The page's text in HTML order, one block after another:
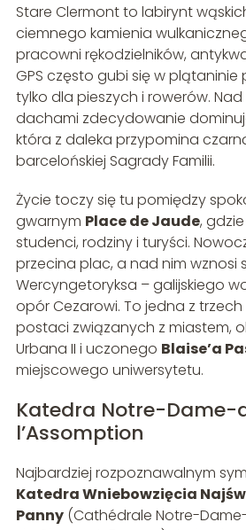
Stare Clermont to labirynt
ciemnego kamienia
pracowni rękodzielników,
GPS często gubi się w
tylko dla pieszych i rowerów. Nad
dachami zdecydowanie
która z daleka przypomina
barcelońskiej Sagrady Familii.
Życie toczy się tu pomiędzy
gwarnym Place de Jaude,
studenci, rodziny i turyści.
przecina plac, a nad nim wznosi
Wercyngetoryksa – galijskiego
opór Cezarowi. To jedna z
postaci związanych z miastem,
Urbana II i uczonego Blaise’a
miejscowego uniwersytetu.
Katedra Notre-Dame-
l’Assomption
Najbardziej rozpoznawalnym
Katedra Wniebowzięcia
Panny(Cathédrale Notre-